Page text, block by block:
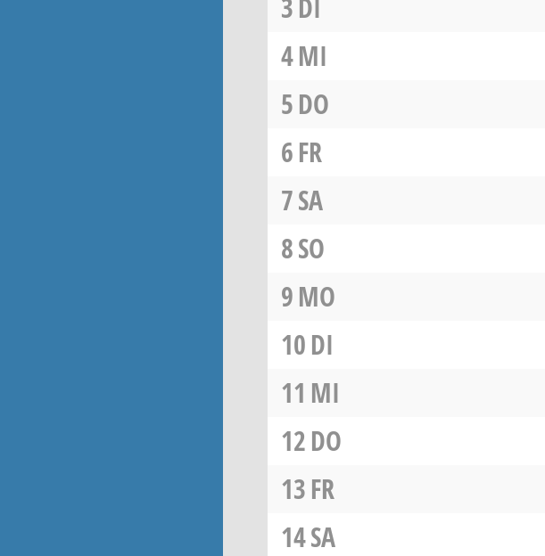
3 DI
4MI
5DO
6FR
7SA
8SO
9MO
10DI
11 MI
12DO
13FR
14SA